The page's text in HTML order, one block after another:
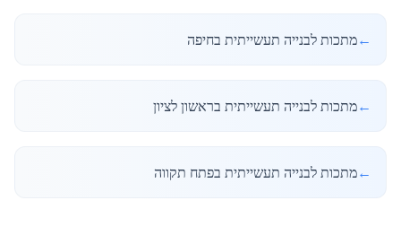
←מתכות לבנייה תעשייתית בחיפה
←מתכות לבנייה תעשייתית בראשון לציון
←מתכות לבנייה תעשייתית בפתח תקווה